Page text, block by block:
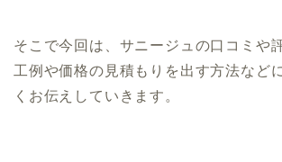
そこで今回は、サニージュの口コミや
工例や価格の見積もりを出す方法など
くお伝えしていきます。